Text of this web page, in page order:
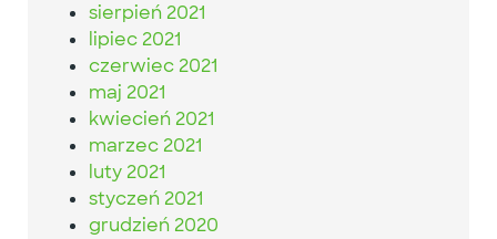
sierpień 2021
lipiec 2021
czerwiec 2021
maj 2021
kwiecień 2021
marzec 2021
luty 2021
styczeń 2021
grudzień 2020